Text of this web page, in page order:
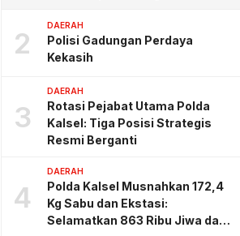
2
DAERAH
Polisi Gadungan Perdaya
Kekasih
3
DAERAH
Rotasi Pejabat Utama Polda
Kalsel: Tiga Posisi Strategis
Resmi Berganti
4
DAERAH
Polda Kalsel Musnahkan 172,4
Kg Sabu dan Ekstasi:
Selamatkan 863 Ribu Jiwa dan